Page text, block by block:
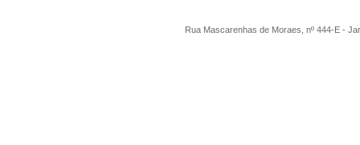
Rua Mascarenhas de Moraes, nº 444-E -